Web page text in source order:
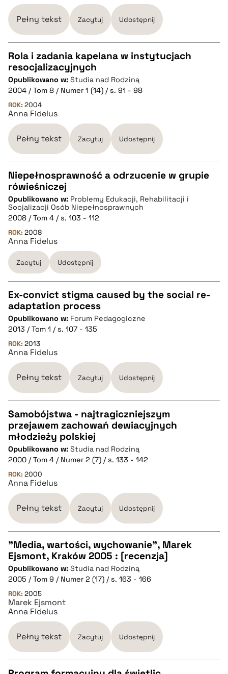
BIBTEX
pobierz cytat
Pełny tekst Zacytuj Udostępnij
CZYSTY TEKST
pobierz cytat
BIBTEX
pobierz cytat
Rola i zadania kapelana w instytucjach
resocjalizacyjnych
Opublikowano w: Studia nad Rodziną
2004 / Tom 8 / Numer 1 (14) / s. 91 - 98
ROK: 2004
Anna Fidelus
Pełny tekst Zacytuj Udostępnij
CZYSTY TEKST
pobierz cytat
BIBTEX
pobierz cytat
Niepełnosprawność a odrzucenie w grupie
rówieśniczej
Opublikowano w: Problemy Edukacji, Rehabilitacji i
Socjalizacji Osób Niepełnosprawnych
2008 / Tom 4 / s. 103 - 112
ROK: 2008
Anna Fidelus
Zacytuj Udostępnij
CZYSTY TEKST
pobierz cytat
BIBTEX
pobierz cytat
Ex-convict stigma caused by the social re-
adaptation process
Opublikowano w: Forum Pedagogiczne
2013 / Tom 1 / s. 107 - 135
ROK: 2013
Anna Fidelus
Pełny tekst Zacytuj Udostępnij
CZYSTY TEKST
pobierz cytat
BIBTEX
pobierz cytat
Samobójstwa - najtragiczniejszym
przejawem zachowań dewiacyjnych
młodzieży polskiej
Opublikowano w: Studia nad Rodziną
2000 / Tom 4 / Numer 2 (7) / s. 133 - 142
ROK: 2000
Anna Fidelus
Pełny tekst Zacytuj Udostępnij
CZYSTY TEKST
pobierz cytat
BIBTEX
pobierz cytat
"Media, wartości, wychowanie", Marek
Ejsmont, Kraków 2005 : [recenzja]
Opublikowano w: Studia nad Rodziną
2005 / Tom 9 / Numer 2 (17) / s. 163 - 166
ROK: 2005
Marek Ejsmont
Anna Fidelus
Pełny tekst Zacytuj Udostępnij